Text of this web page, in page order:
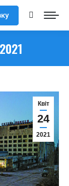
Search:
Квіт
24
2021